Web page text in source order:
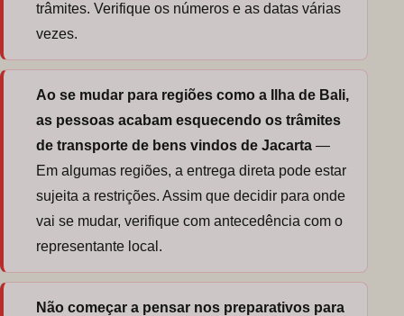
trâmites. Verifique os números e as datas várias
vezes.
Ao se mudar para regiões como a Ilha de Bali,
as pessoas acabam esquecendo os trâmites
de transporte de bens vindos de Jacarta —
Em algumas regiões, a entrega direta pode estar
sujeita a restrições. Assim que decidir para onde
vai se mudar, verifique com antecedência com o
representante local.
Não começar a pensar nos preparativos para